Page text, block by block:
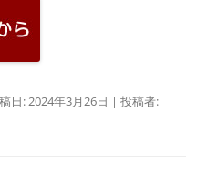
日:2024年3月26日 | 投稿者: